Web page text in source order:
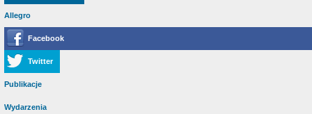
Allegro
Facebook
Twitter
Publikacje
Wydarzenia